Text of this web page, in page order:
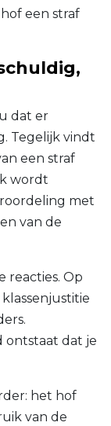
een straf
dat er
Tegelijk vindt
een straf
wordt
met
van de
reacties. Op
ontstaat dat je
het hof
van de